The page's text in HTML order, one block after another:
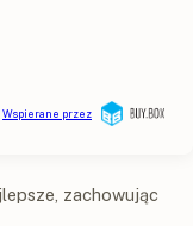
zachowując